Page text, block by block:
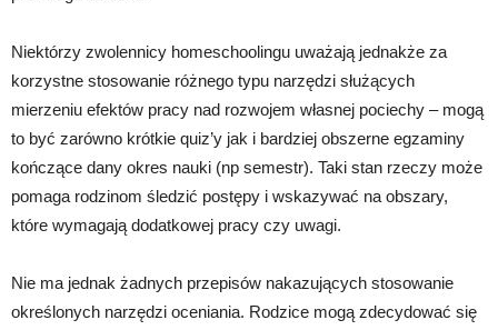
Niektórzy zwolennicy homeschoolingu uważają jednakże za
korzystne stosowanie różnego typu narzędzi służących
mierzeniu efektów pracy nad rozwojem własnej pociechy – mogą
to być zarówno krótkie quiz’y jak i bardziej obszerne egzaminy
kończące dany okres nauki (np semestr). Taki stan rzeczy może
pomaga rodzinom śledzić postępy i wskazywać na obszary,
które wymagają dodatkowej pracy czy uwagi.
Nie ma jednak żadnych przepisów nakazujących stosowanie
określonych narzędzi oceniania. Rodzice mogą zdecydować się